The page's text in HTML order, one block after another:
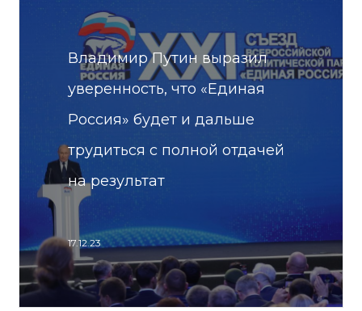
Владимир Путин выразил
уверенность, что «Единая
Россия» будет и дальше
трудиться с полной отдачей
на результат
17.12.23